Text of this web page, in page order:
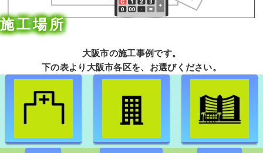
施工場所
大阪市の施工事例です。
下の表より大阪市各区を、お選びください。